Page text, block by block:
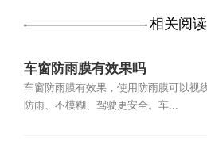
相关阅读
车窗防雨膜有效果吗
车窗防雨膜有效果，使用防雨膜可以视
防雨、不模糊、驾驶更安全。车...